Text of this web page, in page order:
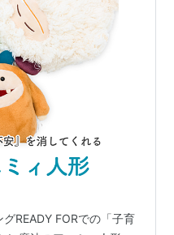
READY FORでの「子育